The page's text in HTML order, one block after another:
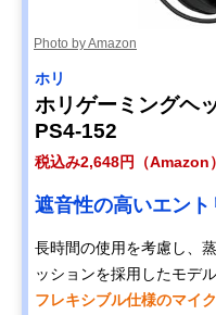
Photo by Amazon
ホリ
ホリゲーミングヘ
PS4-152
税込み2,648円（Amazon）
遮音性の高いエン
長時間の使用を考慮し、
ッションを採用したモデル
フレキシブル仕様のマイ